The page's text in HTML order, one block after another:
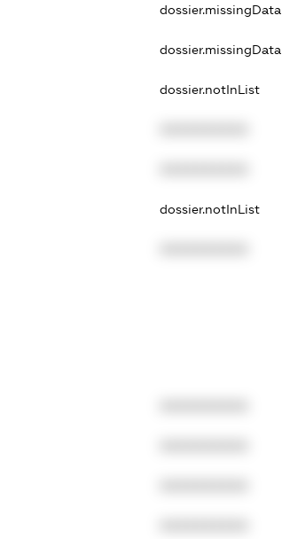
dossier.missingData
dossier.missingData
dossier.notInList
dossier.notInList